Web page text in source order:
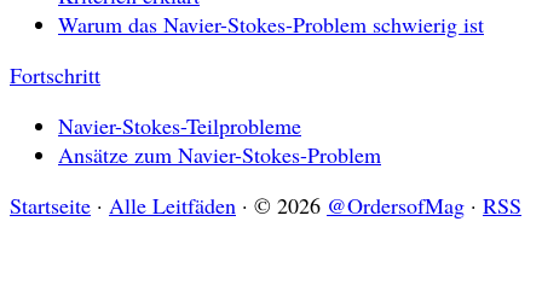
Warum das Navier-Stokes-Problem schwierig ist
Fortschritt
Navier-Stokes-Teilprobleme
Ansätze zum Navier-Stokes-Problem
Startseite · Alle Leitfäden · © 2026 @OrdersofMag · RSS